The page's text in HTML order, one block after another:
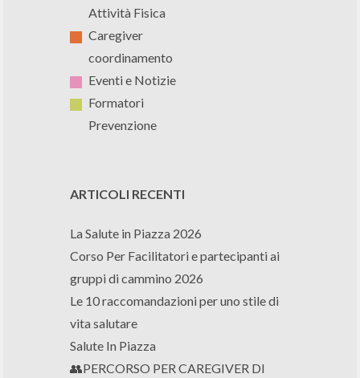
Attività Fisica
Caregiver
coordinamento
Eventi e Notizie
Formatori
Prevenzione
ARTICOLI RECENTI
La Salute in Piazza 2026
Corso Per Facilitatori e partecipanti ai
gruppi di cammino 2026
Le 10 raccomandazioni per uno stile di
vita salutare
Salute In Piazza
👥PERCORSO PER CAREGIVER DI